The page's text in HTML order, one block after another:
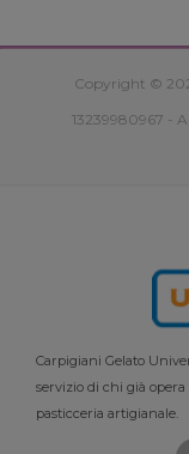
Copyright ©
13239980967 -
Carpigiani Gelato
servizio di chi già
pasticceria artigianale.